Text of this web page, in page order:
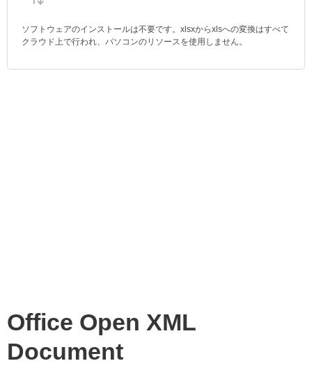
ソフトウェアのインストールは不要です。xlsxからxlsへの変換はすべて
クラウド上で行われ、パソコンのリソースを使用しません。
Office Open XML
Document